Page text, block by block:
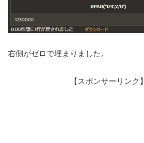
右側がゼロで埋まりました。
【スポンサーリンク】